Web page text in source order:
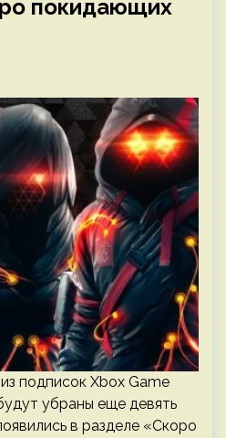
покидающих
подписок Xbox Game
убраны еще девять
в разделе «Скоро